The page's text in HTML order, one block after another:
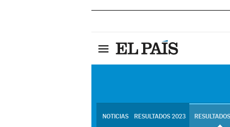
NOTICIAS RESULTADOS 2023